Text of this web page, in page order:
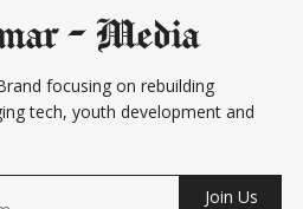
- Media
focusing on rebuilding
tech, youth development and
Join Us